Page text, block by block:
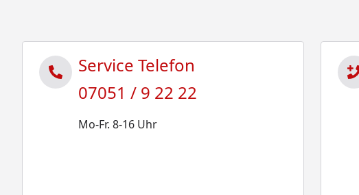
Service Telefon
07051 / 9 22 22
Mo-Fr. 8-16 Uhr